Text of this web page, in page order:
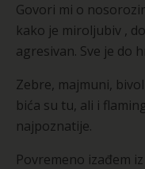
Govori mi o
kako je miroljubiv ,
agresivan. Sve je do
Zebre, majmuni,
bića su tu, ali i
najpoznatije.
Povremeno izađem